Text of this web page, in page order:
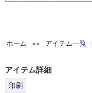
グローバルリサー
科学研究費補助金研
ホーム »» アイテム一覧
アイテム詳細